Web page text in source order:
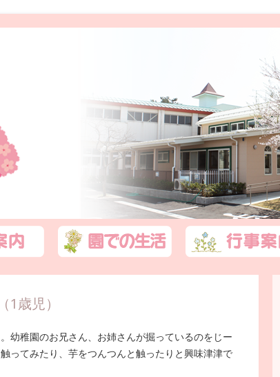
歳児）
幼稚園のお兄さん、お姉さんが掘っているのをじー
ってみたり、芋をつんつんと触ったりと興味津津で